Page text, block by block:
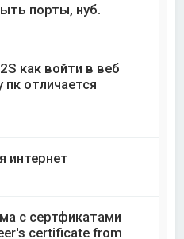
порты, нуб.
как войти в веб
пк отличается
интернет
с сертфикатами
certificate from